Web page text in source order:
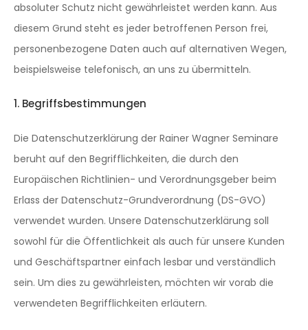
absoluter Schutz nicht gewährleistet werden kann. Aus
diesem Grund steht es jeder betroffenen Person frei,
personenbezogene Daten auch auf alternativen Wegen,
beispielsweise telefonisch, an uns zu übermitteln.
1. Begriffsbestimmungen
Die Datenschutzerklärung der Rainer Wagner Seminare
beruht auf den Begrifflichkeiten, die durch den
Europäischen Richtlinien- und Verordnungsgeber beim
Erlass der Datenschutz-Grundverordnung (DS-GVO)
verwendet wurden. Unsere Datenschutzerklärung soll
sowohl für die Öffentlichkeit als auch für unsere Kunden
und Geschäftspartner einfach lesbar und verständlich
sein. Um dies zu gewährleisten, möchten wir vorab die
verwendeten Begrifflichkeiten erläutern.